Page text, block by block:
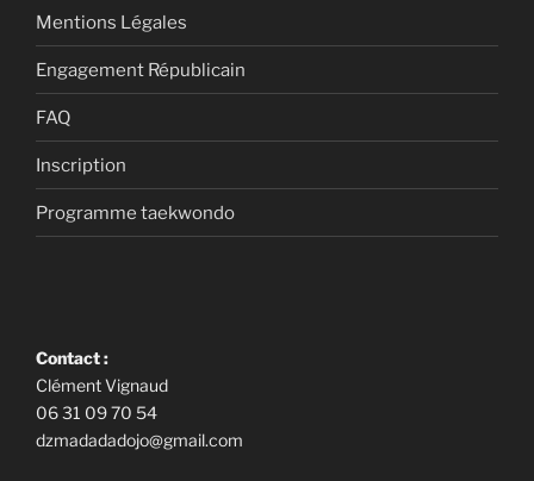
Mentions Légales
Engagement Républicain
FAQ
Inscription
Programme taekwondo
Contact :
Clément Vignaud
06 31 09 70 54
dzmadadadojo@gmail.com